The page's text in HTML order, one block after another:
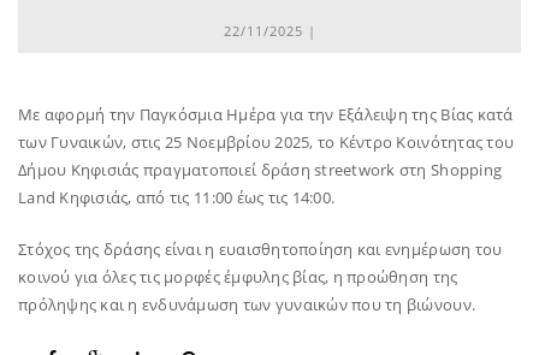
22/11/2025 |
Με αφορμή την Παγκόσμια Ημέρα για την Εξάλειψη της Βίας κατά
των Γυναικών, στις 25 Νοεμβρίου 2025, το Κέντρο Κοινότητας του
Δήμου Κηφισιάς πραγματοποιεί δράση streetwork στη Shopping
Land Κηφισιάς, από τις 11:00 έως τις 14:00.
Στόχος της δράσης είναι η ευαισθητοποίηση και ενημέρωση του
κοινού για όλες τις μορφές έμφυλης βίας, η προώθηση της
πρόληψης και η ενδυνάμωση των γυναικών που τη βιώνουν.